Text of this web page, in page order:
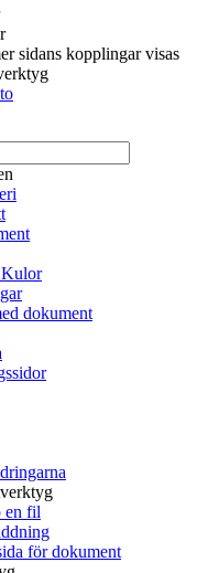
sidans kopplingar visas
dokument
en fil
för dokument